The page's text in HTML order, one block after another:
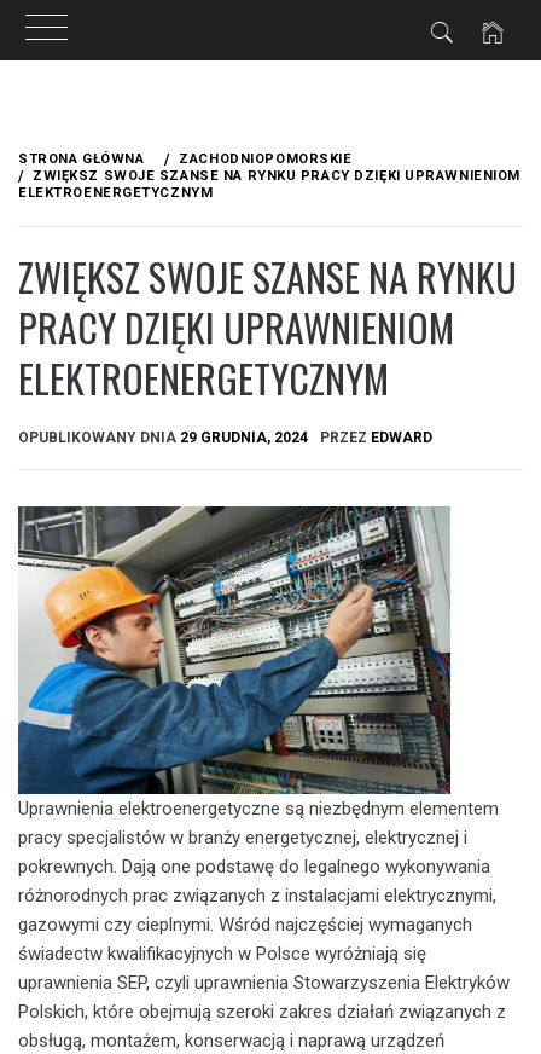
treści
STRONA GŁÓWNA
ZACHODNIOPOMORSKIE
ZWIĘKSZ SWOJE SZANSE NA RYNKU PRACY DZIĘKI UPRAWNIENIOM
ELEKTROENERGETYCZNYM
ZWIĘKSZ SWOJE SZANSE NA RYNKU
PRACY DZIĘKI UPRAWNIENIOM
ELEKTROENERGETYCZNYM
OPUBLIKOWANY DNIA 29 GRUDNIA, 2024 PRZEZ EDWARD
Uprawnienia elektroenergetyczne są niezbędnym elementem
pracy specjalistów w branży energetycznej, elektrycznej i
pokrewnych. Dają one podstawę do legalnego wykonywania
różnorodnych prac związanych z instalacjami elektrycznymi,
gazowymi czy cieplnymi. Wśród najczęściej wymaganych
świadectw kwalifikacyjnych w Polsce wyróżniają się
uprawnienia SEP, czyli uprawnienia Stowarzyszenia Elektryków
Polskich, które obejmują szeroki zakres działań związanych z
obsługą, montażem, konserwacją i naprawą urządzeń